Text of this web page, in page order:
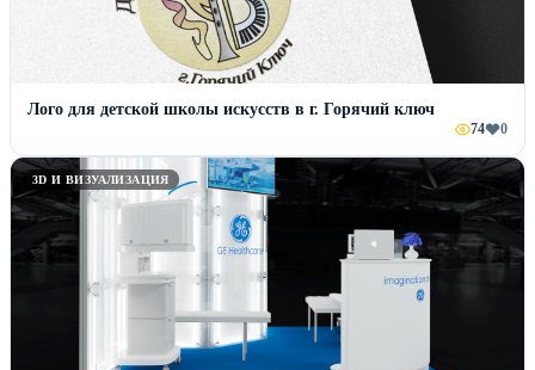
Лого для детской школы искусств в г. Горячий ключ
74 0
3D И ВИЗУАЛИЗАЦИЯ